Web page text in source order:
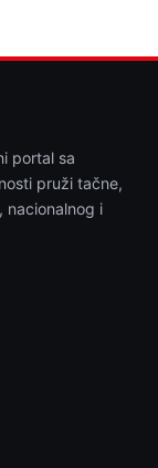
portal sa
pruži tačne,
nacionalnog i